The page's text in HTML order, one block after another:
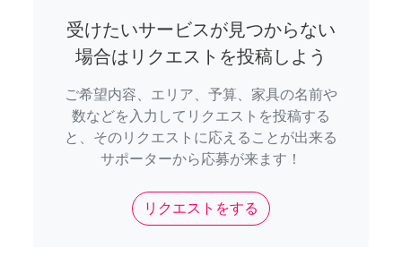
受けたいサービスが見つからない
場合はリクエストを投稿しよう
ご希望内容、エリア、予算、家具の名前や
数などを入力してリクエストを投稿する
と、そのリクエストに応えることが出来る
サポーターから応募が来ます！
リクエストをする